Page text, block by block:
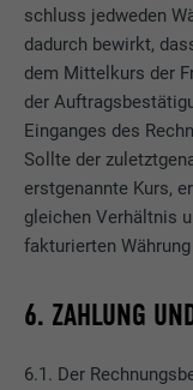
schluss jedweden
dadurch bewirkt,
dem Mittelkurs der
der
Einganges des
Sollte der
erstgenannte Kurs,
gleichen Verhältnis
fakturierten
6. ZAHLUNG
6.1. Der